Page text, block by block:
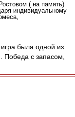
( на память)
индивидуальному
была одной из
Победа с запасом,